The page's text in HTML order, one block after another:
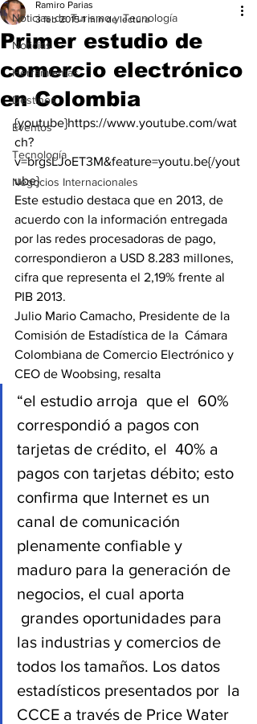
Noticias de Turismo y Tecnología
Noticias
Herramientas
Destinos
Eventos
Tecnología
Negocios Internacionales
Primer estudio de
comercio electrónico
en Colombia
Ramiro Parias
3 feb 2015 1 min de lectura
{youtube}https://www.youtube.com/wat
ch?
v=brgsLJoET3M&feature=youtu.be{/yout
ube}
Este estudio destaca que en 2013, de
acuerdo con la información entregada
por las redes procesadoras de pago,
correspondieron a USD 8.283 millones,
cifra que representa el 2,19% frente al
PIB 2013.
Julio Mario Camacho, Presidente de la
Comisión de Estadística de la  Cámara
Colombiana de Comercio Electrónico y
CEO de Woobsing, resalta
“el estudio arroja  que el  60%
correspondió a pagos con
tarjetas de crédito, el  40% a
pagos con tarjetas débito; esto
confirma que Internet es un
canal de comunicación
plenamente confiable y
maduro para la generación de
negocios, el cual aporta
grandes oportunidades para
las industrias y comercios de
todos los tamaños. Los datos
estadísticos presentados por  la
CCCE a través de Price Water